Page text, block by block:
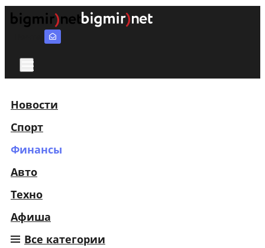
Новости
Спорт
Финансы
Авто
Техно
Афиша
Все категории